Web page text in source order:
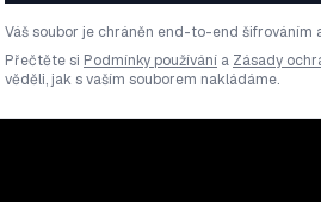
Váš soubor je chráněn end-to-end šifrováním
Přečtěte si Podmínky používání a Zásady
věděli, jak s vaším souborem nakládáme.